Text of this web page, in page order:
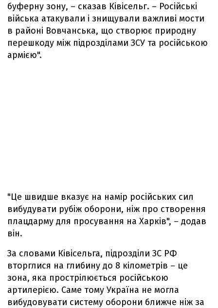
буферну зону, – сказав Ківісельг. – Російські
війська атакували і знищували важливі мости
в районі Вовчанська, що створює природну
перешкоду між підрозділами ЗСУ та російською
армією".
"Це швидше вказує на намір російських сил
вибудувати рубіж оборони, ніж про створення
плацдарму для просування на Харків", – додав
він.
За словами Ківісельга, підрозділи ЗС РФ
вторглися на глибину до 8 кілометрів – це
зона, яка прострілюється російською
артилерією. Саме тому Україна не могла
вибудовувати систему оборони ближче ніж за